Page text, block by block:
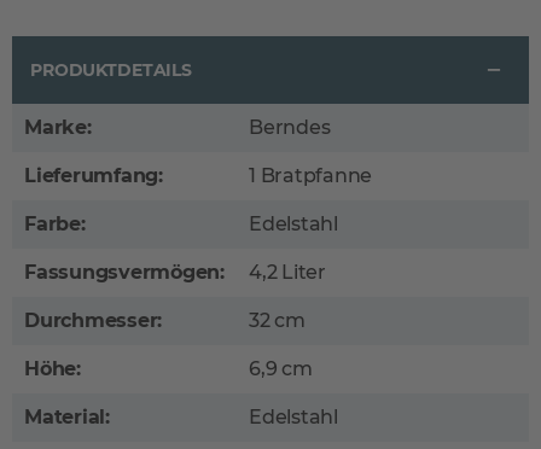
PRODUKTDETAILS
Marke: Berndes
Lieferumfang: 1 Bratpfanne
Farbe: Edelstahl
Fassungsvermögen: 4,2 Liter
Durchmesser: 32 cm
Höhe: 6,9 cm
Material: Edelstahl